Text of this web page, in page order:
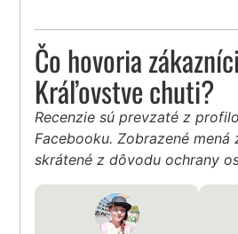
Čo hovoria
Kráľovstve chuti?
Recenzie sú prevzaté z
Facebooku. Zobrazené
skrátené z dôvodu ochrany